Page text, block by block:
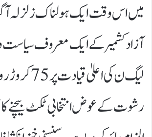
میں اس وقت ایک ہولناک زلزلہ
آزاد کشمیر کے ایک معروف
لیگ ن کی اعلیٰ
رشوت کے عوض انتخابی ٹکٹ بیچنے